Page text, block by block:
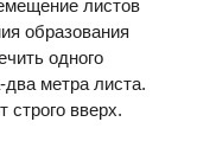
листов
образования
одного
два метра листа.
строго вверх.